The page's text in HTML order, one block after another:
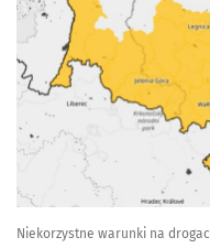
Niekorzystne warunki na